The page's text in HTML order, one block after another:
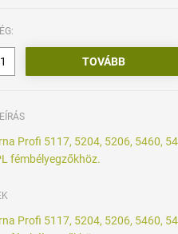
Profi 5117, 5204, 5206, 5460,
fémbélyegzőkhöz.
Profi 5117, 5204, 5206, 5460,